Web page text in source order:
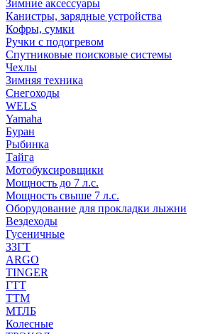
Зимние аксессуары
Канистры, зарядные устройства
Кофры, сумки
Ручки с подогревом
Спутниковые поисковые системы
Чехлы
Зимняя техника
Снегоходы
WELS
Yamaha
Буран
Рыбинка
Тайга
Мотобуксировщики
Мощность до 7 л.с.
Мощность свыше 7 л.с.
Оборудование для прокладки лыжни
Вездеходы
Гусеничные
ЗЗГТ
ARGO
TINGER
ГТТ
ТТМ
МТЛБ
Колесные